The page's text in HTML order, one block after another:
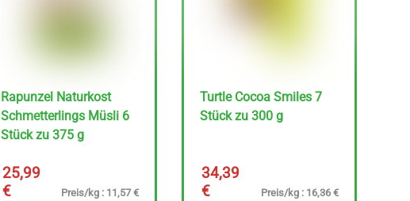
Rapunzel Naturkost
Schmetterlings Müsli 6
Stück zu 375 g
25,99
€
Preis/kg : 11,57 €
Turtle Cocoa Smiles 7
Stück zu 300 g
34,39
€
Preis/kg : 16,36 €